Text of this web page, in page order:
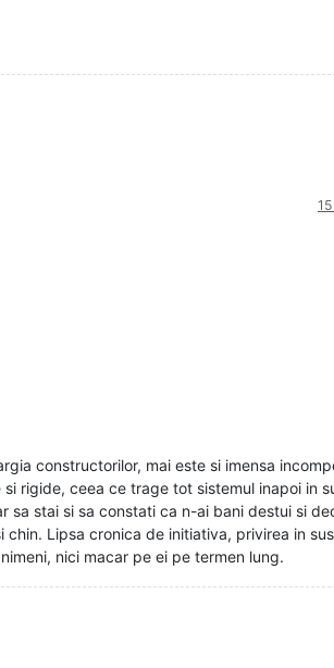
constructorilor, mai este si imensa
rigide, ceea ce trage tot sistemul inapoi in
sa stai si sa constati ca n-ai bani destui si
Lipsa cronica de initiativa, privirea in
nici macar pe ei pe termen lung.